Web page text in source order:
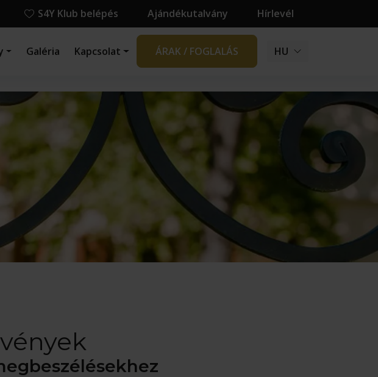
S4Y Klub belépés Ajándékutalvány Hírlevél
Galéria Kapcsolat ÁRAK / FOGLALÁS HU